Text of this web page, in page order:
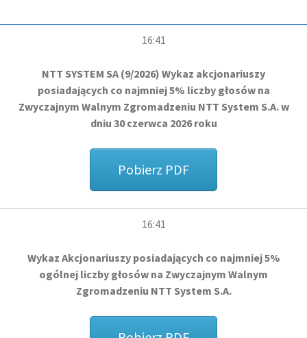
16:41
NTT SYSTEM SA (9/2026) Wykaz akcjonariuszy
posiadających co najmniej 5% liczby głosów na
Zwyczajnym Walnym Zgromadzeniu NTT System S.A. w
dniu 30 czerwca 2026 roku
Pobierz PDF
16:41
Wykaz Akcjonariuszy posiadających co najmniej 5%
ogólnej liczby głosów na Zwyczajnym Walnym
Zgromadzeniu NTT System S.A.